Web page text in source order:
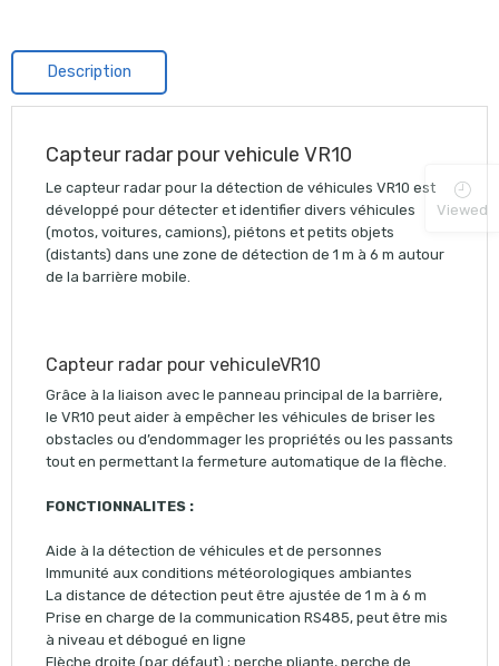
Description
Capteur radar pour vehicule VR10
Le capteur radar pour la détection de véhicules VR10 est
développé pour détecter et identifier divers véhicules
(motos, voitures, camions), piétons et petits objets
(distants) dans une zone de détection de 1 m à 6 m autour
de la barrière mobile.
Capteur radar pour vehiculeVR10
Grâce à la liaison avec le panneau principal de la barrière,
le VR10 peut aider à empêcher les véhicules de briser les
obstacles ou d’endommager les propriétés ou les passants
tout en permettant la fermeture automatique de la flèche.
FONCTIONNALITES :
Aide à la détection de véhicules et de personnes
Immunité aux conditions météorologiques ambiantes
La distance de détection peut être ajustée de 1 m à 6 m
Prise en charge de la communication RS485, peut être mis
à niveau et débogué en ligne
Flèche droite (par défaut) ; perche pliante, perche de
Viewed